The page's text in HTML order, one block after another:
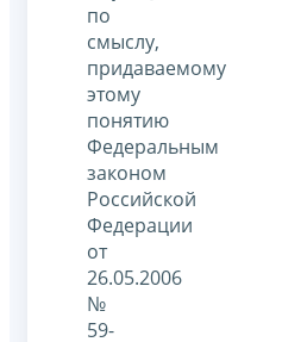
по
смыслу,
придаваемому
этому
понятию
Федеральным
законом
Российской
Федерации
от
26.05.2006
№
59-